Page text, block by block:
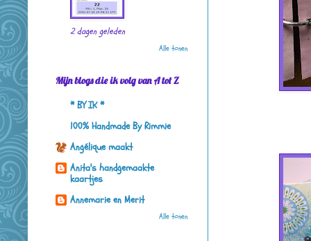
2 dagen geleden
Alle tonen
Mijn blogs die ik volg van A tot Z
* BY IK *
100% Handmade By Rimmie
Angélique maakt
Anita's handgemaakte
kaartjes
Annemarie en Merit
Alle tonen